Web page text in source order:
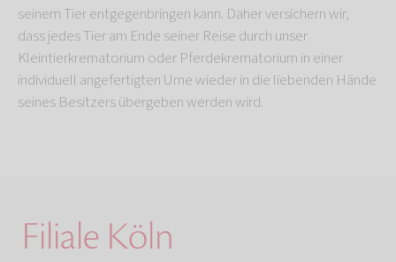
seinem Tier entgegenbringen kann. Daher versichern wir,
dass jedes Tier am Ende seiner Reise durch unser
Kleintierkrematorium oder Pferdekrematorium in einer
individuell angefertigten Urne wieder in die liebenden Hände
seines Besitzers übergeben werden wird.
Filiale Köln